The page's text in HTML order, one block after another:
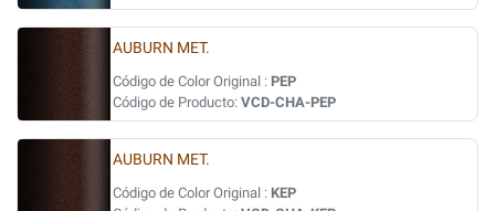
AUBURN MET.
Código de Color Original : PEP
Código de Producto: VCD-CHA-PEP
AUBURN MET.
Código de Color Original : KEP